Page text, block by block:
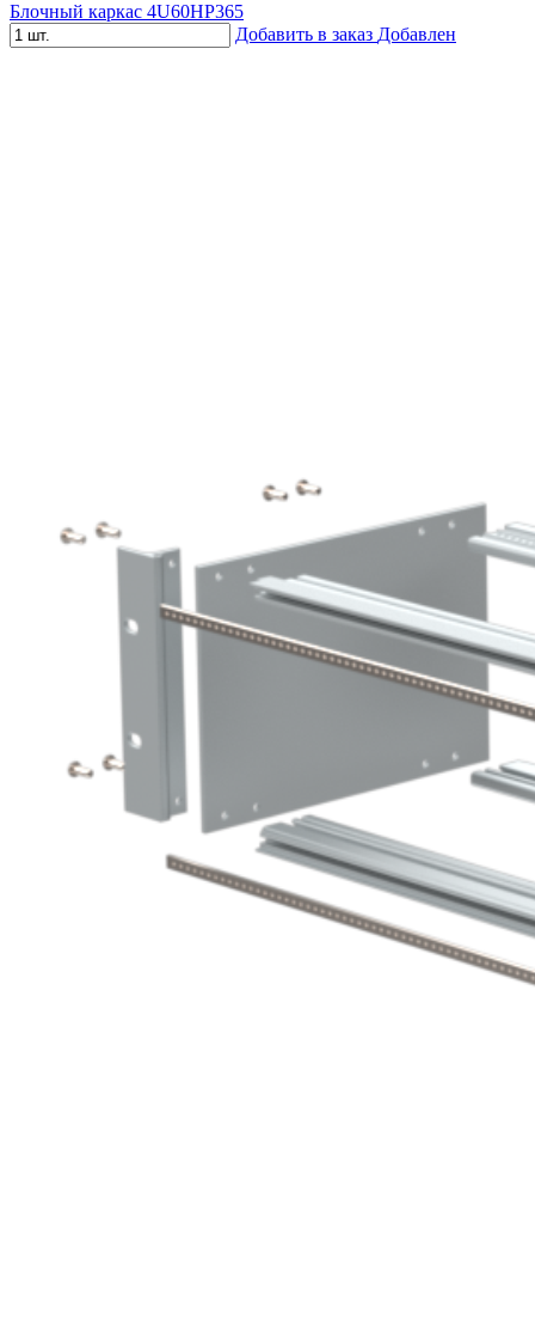
Блочный каркас 4U60HP365
Добавить в заказ Добавлен